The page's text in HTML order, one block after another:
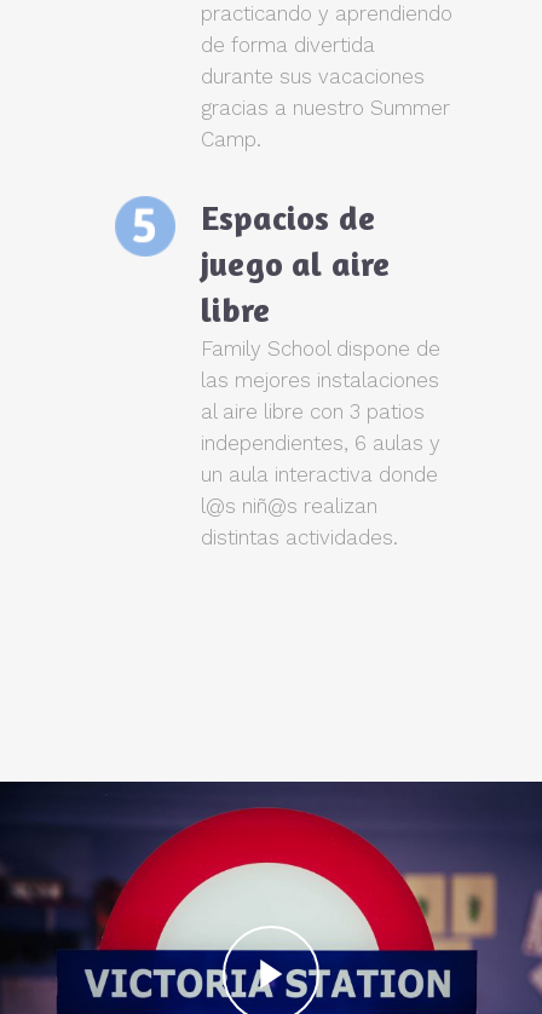
practicando y aprendiendo
de forma divertida
durante sus vacaciones
gracias a nuestro Summer
Camp.
Espacios de
juego al aire
libre
Family School dispone de
las mejores instalaciones
al aire libre con 3 patios
independientes, 6 aulas y
un aula interactiva donde
l@s niñ@s realizan
distintas actividades.